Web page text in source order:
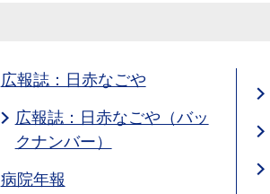
広報誌：日赤なごや
広報誌：日赤なごや（バッ
クナンバー）
病院年報